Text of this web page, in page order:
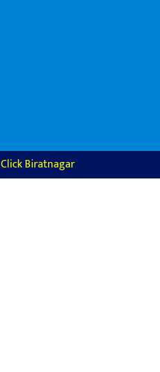
Click Biratnagar